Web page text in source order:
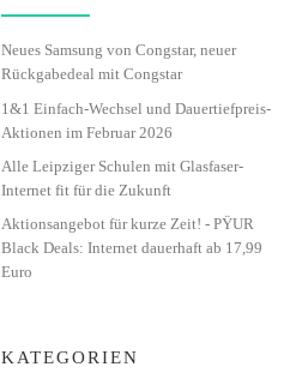
Neues Samsung von Congstar, neuer
Rückgabedeal mit Congstar
1&1 Einfach-Wechsel und Dauertiefpreis-
Aktionen im Februar 2026
Alle Leipziger Schulen mit Glasfaser-
Internet fit für die Zukunft
Aktionsangebot für kurze Zeit! - PŸUR
Black Deals: Internet dauerhaft ab 17,99
Euro
KATEGORIEN